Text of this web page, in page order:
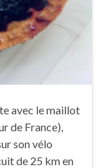
avec le maillot
de France),
son vélo
de 25 km en